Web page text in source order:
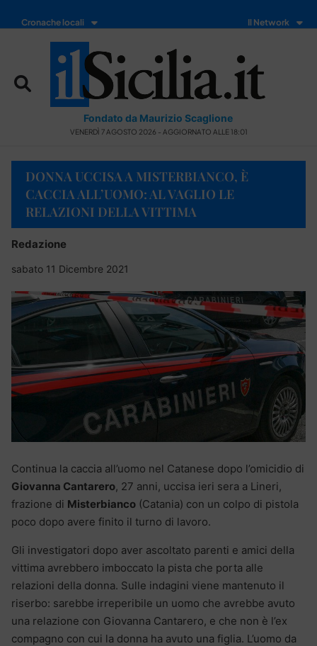
Cronache locali Il Network
Fondato da Maurizio Scaglione
VENERDÌ 7 AGOSTO 2026 - AGGIORNATO ALLE 18:01
DONNA UCCISA A MISTERBIANCO, È
CACCIA ALL’UOMO: AL VAGLIO LE
RELAZIONI DELLA VITTIMA
Redazione
sabato 11 Dicembre 2021
Continua la caccia all’uomo nel Catanese dopo l’omicidio di
Giovanna Cantarero, 27 anni, uccisa ieri sera a Lineri,
frazione di Misterbianco (Catania) con un colpo di pistola
poco dopo avere finito il turno di lavoro.
Gli investigatori dopo aver ascoltato parenti e amici della
vittima avrebbero imboccato la pista che porta alle
relazioni della donna. Sulle indagini viene mantenuto il
riserbo: sarebbe irreperibile un uomo che avrebbe avuto
una relazione con Giovanna Cantarero, e che non è l’ex
compagno con cui la donna ha avuto una figlia. L’uomo da